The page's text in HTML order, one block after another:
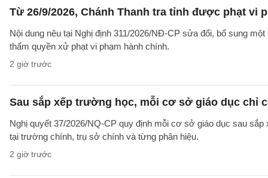
Từ 26/9/2026, Chánh Thanh tra tỉnh được phạt vi
Nội dung nêu tại Nghị định 311/2026/NĐ-CP sửa đổi, bổ sung
thẩm quyền xử phạt vi phạm hành chính.
2 giờ trước
Sau sắp xếp trường học, mỗi cơ sở giáo dục chỉ
Nghị quyết 37/2026/NQ-CP quy định mỗi cơ sở giáo dục sau
tại trường chính, trụ sở chính và từng phân hiệu.
2 giờ trước